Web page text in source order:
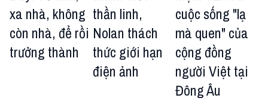
xa nhà, không
còn nhà, để rồi
trưởng thành
thần linh,
Nolan thách
thức giới hạn
điện ảnh
cuộc sống "lạ
mà quen" của
cộng đồng
người Việt tại
Đông Âu